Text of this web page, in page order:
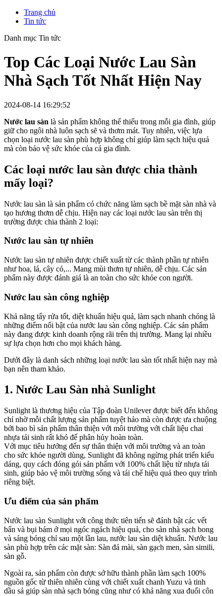
Trang chủ
Tin tức
Danh mục Tin tức
Top Các Loại Nước Lau Sàn
Nhà Sạch Tốt Nhất Hiện Nay
2024-08-14 16:29:52
Nước lau sàn là sản phẩm không thể thiếu trong mỗi gia đình, giúp
giữ cho ngôi nhà luôn sạch sẽ và thơm mát. Tuy nhiên, việc lựa
chọn loại nước lau sàn phù hợp không chỉ giúp làm sạch hiệu quả
mà còn bảo vệ sức khỏe của cả gia đình.
Các loại nước lau sàn được chia thành
mấy loại?
Nước lau sàn là sản phẩm có chức năng làm sạch bề mặt sàn nhà và
tạo hương thơm dễ chịu. Hiện nay các loại nước lau sàn trên thị
trường được chia thành 2 loại:
Nước lau sàn tự nhiên
Nước lau sàn tự nhiên được chiết xuất từ các thành phần tự nhiên
như hoa, lá, cây cỏ,... Mang mùi thơm tự nhiên, dễ chịu. Các sản
phẩm này được đánh giá là an toàn cho sức khỏe con người.
Nước lau sàn công nghiệp
Khả năng tẩy rửa tốt, diệt khuẩn hiệu quả, làm sạch nhanh chóng là
những điểm nổi bật của nước lau sàn công nghiệp. Các sản phẩm
này đang được kinh doanh rộng rãi trên thị trường. Mang lại nhiều
sự lựa chọn hơn cho mọi khách hàng.
Dưới đây là danh sách những loại nước lau sàn tốt nhất hiện nay mà
bạn nên tham khảo.
1. Nước Lau Sàn nhà Sunlight
Sunlight là thương hiệu của Tập đoàn Unilever được biết đến không
chỉ nhờ mỗi chất lượng sản phẩm tuyệt hảo mà còn được ưa chuộng
bởi bao bì sản phẩm thân thiện với môi trường với chất liệu chai
nhựa tái sinh rất khó để phân hủy hoàn toàn.
Với mục tiêu hướng đến sự thân thiện với môi trường và an toàn
cho sức khỏe người dùng, Sunlight đã không ngừng phát triển kiểu
dáng, quy cách đóng gói sản phẩm với 100% chất liệu từ nhựa tái
sinh, giúp bảo vệ môi trường sống và tái chế hiệu quả theo quy trình
riêng biệt.
Ưu điểm của sản phẩm
Nước lau sàn Sunlight với công thức tiên tiến sẽ đánh bật các vết
bẩn và bụi bám ở mọi ngóc ngách hiệu quả, cho sàn nhà sạch bong
và sáng bóng chỉ sau một lần lau, nước lau sàn diệt khuẩn. Nước lau
sàn phù hợp trên các mặt sàn: Sàn đá mài, sàn gạch men, sàn simili,
sàn gỗ.
Ngoài ra, sản phẩm còn được sở hữu thành phần làm sạch 100%
nguồn gốc từ thiên nhiên cùng với chiết xuất chanh Yuzu và tinh
dầu sả giúp sàn nhà sạch bóng cũng như có khả năng xua đuổi côn